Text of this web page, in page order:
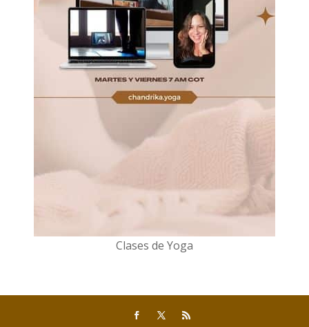
Clases de Yoga